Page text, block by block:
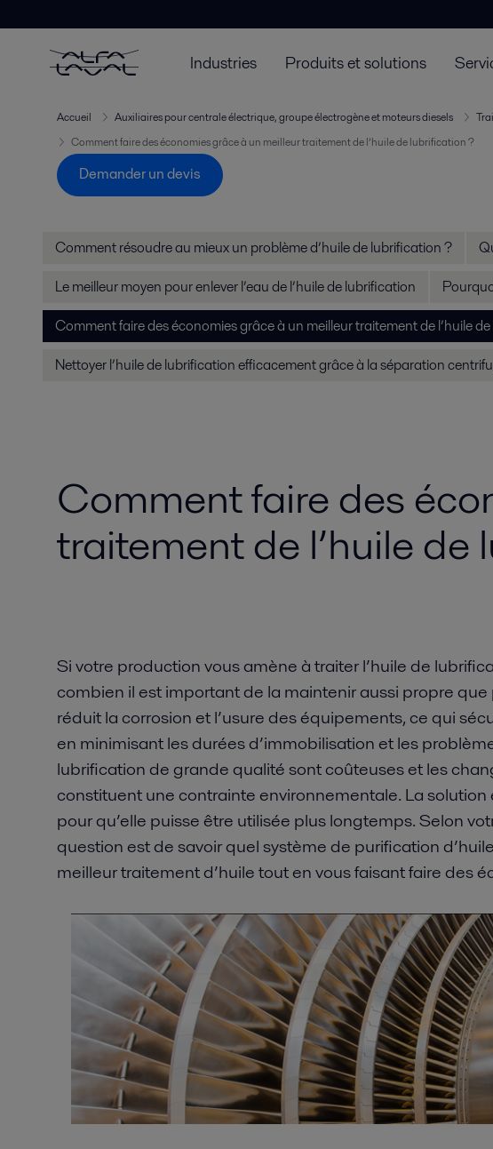
Industries Produits et solutions
Accueil Auxiliaires pour centrale électrique, groupe électrogène et moteurs diesels
Comment faire des économies grâce à un meilleur traitement de l’huile de lubrification ?
Demander un devis
Comment résoudre au mieux un problème d’huile de lubrification ?
Le meilleur moyen pour enlever l’eau de l’huile de lubrification
Comment faire des économies grâce à un meilleur traitement de l’huile
Nettoyer l’huile de lubrification efficacement grâce à la séparation
Comment faire des
traitement de l’huile de
Si votre production vous amène à traiter l’huile de
combien il est important de la maintenir aussi propre que
réduit la corrosion et l’usure des équipements, ce qui
en minimisant les durées d’immobilisation et les
lubrification de grande qualité sont coûteuses et les
constituent une contrainte environnementale. La solution
pour qu’elle puisse être utilisée plus longtemps. Selon
question est de savoir quel système de purification
meilleur traitement d’huile tout en vous faisant faire des